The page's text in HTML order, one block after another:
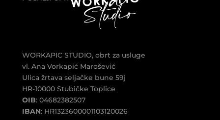
WORKAPIC STUDIO, obrt za usluge
vl. Ana Vorkapić Marošević
Ulica žrtava seljačke bune 59j
HR-10000 Stubičke Toplice
OIB: 04682382507
IBAN: HR1323600001103120026